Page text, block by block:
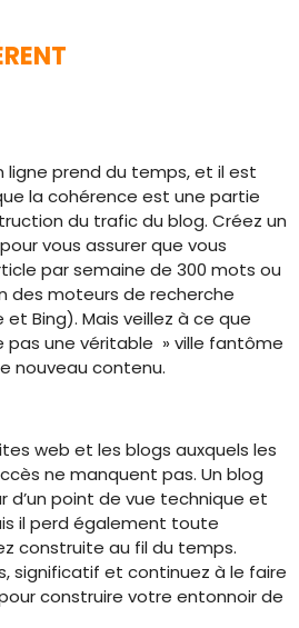
ligne prend du temps, et il est
la cohérence est une partie
du trafic du blog. Créez un
vous assurer que vous
par semaine de 300 mots ou
des moteurs de recherche
Bing). Mais veillez à ce que
pas une véritable » ville fantôme
nouveau contenu.
web et les blogs auxquels les
ne manquent pas. Un blog
d’un point de vue technique et
il perd également toute
construite au fil du temps.
significatif et continuez à le faire
construire votre entonnoir de